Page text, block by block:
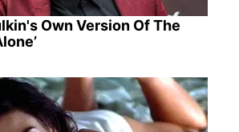
Own Version Of The